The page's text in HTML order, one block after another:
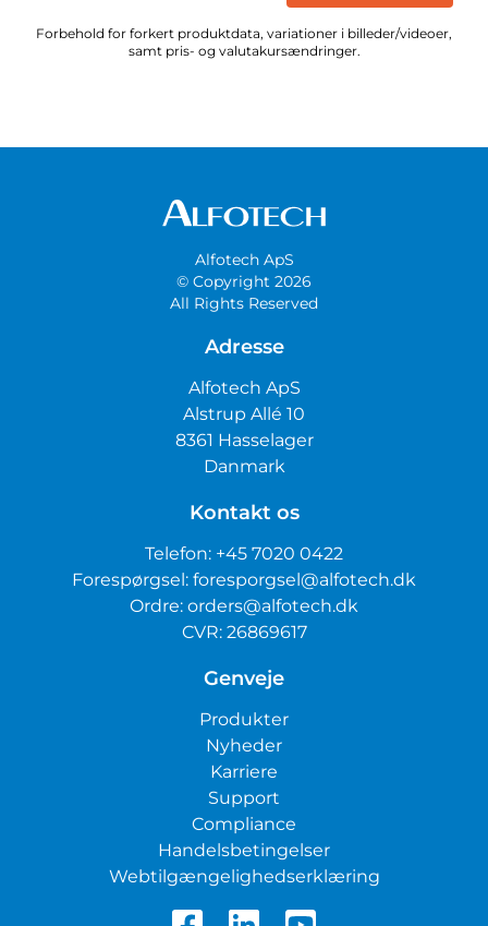
Forbehold for forkert produktdata, variationer i billeder/videoer,
samt pris- og valutakursændringer.
Alfotech ApS
© Copyright 2026
All Rights Reserved
Adresse
Alfotech ApS
Alstrup Allé 10
8361 Hasselager
Danmark
Kontakt os
Telefon: +45 7020 0422
Forespørgsel: foresporgsel@alfotech.dk
Ordre: orders@alfotech.dk
CVR: 26869617
Genveje
Produkter
Nyheder
Karriere
Support
Compliance
Handelsbetingelser
Webtilgængelighedserklæring